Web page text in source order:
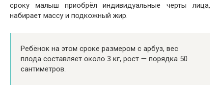
сроку малыш приобрёл индивидуальные черты лица,
набирает массу и подкожный жир.
Ребёнок на этом сроке размером с арбуз, вес
плода составляет около 3 кг, рост — порядка 50
сантиметров.